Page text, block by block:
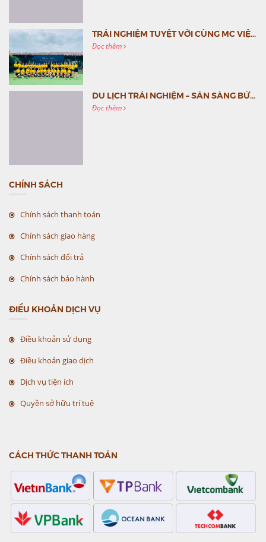
TRẢI NGHIỆM TUYỆT VỜI CÙNG MC VIỆT NAM
Đọc thêm
DU LỊCH TRẢI NGHIỆM – SẴN SÀNG BỨT PHÁ CÙNG MC VIỆT NAM
Đọc thêm
CHÍNH SÁCH
Chính sách thanh toán
Chính sách giao hàng
Chính sách đổi trả
Chính sách bảo hành
ĐIỀU KHOẢN DỊCH VỤ
Điều khoản sử dụng
Điều khoản giao dịch
Dịch vụ tiện ích
Quyền sở hữu trí tuệ
CÁCH THỨC THANH TOÁN